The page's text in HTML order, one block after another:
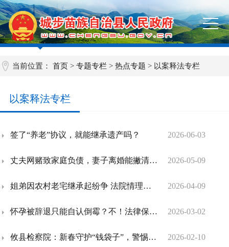
当前位置：首页 >专题专栏 >热点专题 > 以案释法专栏
以案释法专栏
2026-06-03
签了“养老”协议，就能继承遗产吗？
2026-05-09
丈夫网赌致家庭负债，妻子离婚能撇清债务吗？律师解答
2026-04-09
姐弟因农村老宅继承起纷争 法院情理交融巧断家事案
2026-03-02
怀孕被辞退只能自认倒霉？不！法律保障“三期”女职工权益，维权有法可依
2026-02-10
攸县检察院：新春守护“钱袋子”，警惕“保单服务”陷阱